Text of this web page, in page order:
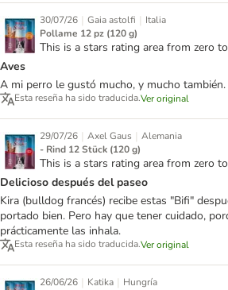
30/07/26 | Gaia astolfi | Italia
Pollame 12 pz (120 g)
This is a stars rating area from zero
Aves
A mi perro le gustó mucho, y mucho también.
Esta reseña ha sido traducida.Ver original
29/07/26 | Axel Gaus | Alemania
- Rind 12 Stück (120 g)
This is a stars rating area from zero
Delicioso después del paseo
Kira (bulldog francés) recibe estas "Bifi"
portado bien. Pero hay que tener cuidado,
prácticamente las inhala.
Esta reseña ha sido traducida.Ver original
26/06/26 | Katika | Hungría